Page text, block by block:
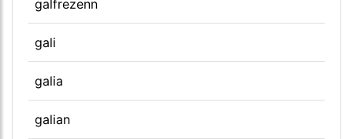
galfrezenn
gali
galia
galian